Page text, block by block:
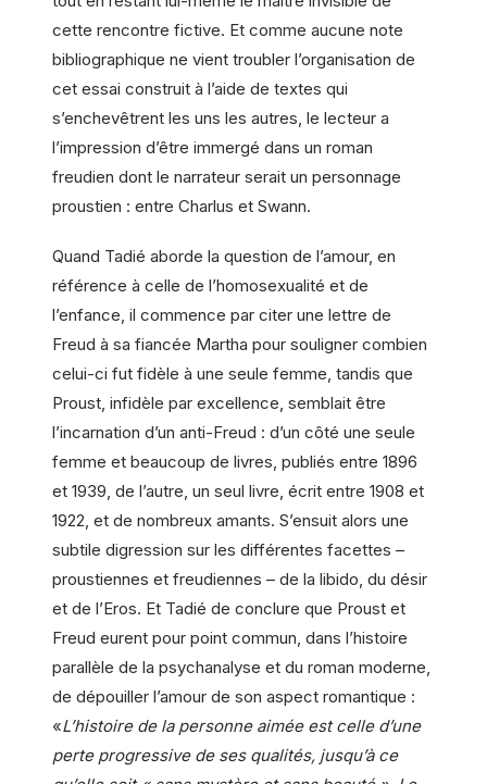
cette rencontre fictive. Et comme aucune note
bibliographique ne vient troubler l’organisation de
cet essai construit à l’aide de textes qui
s’enchevêtrent les uns les autres, le lecteur a
l’impression d’être immergé dans un roman
freudien dont le narrateur serait un personnage
proustien : entre Charlus et Swann.
Quand Tadié aborde la question de l’amour, en
référence à celle de l’homosexualité et de
l’enfance, il commence par citer une lettre de
Freud à sa fiancée Martha pour souligner combien
celui-ci fut fidèle à une seule femme, tandis que
Proust, infidèle par excellence, semblait être
l’incarnation d’un anti-Freud : d’un côté une seule
femme et beaucoup de livres, publiés entre 1896
et 1939, de l’autre, un seul livre, écrit entre 1908 et
1922, et de nombreux amants. S’ensuit alors une
subtile digression sur les différentes facettes –
proustiennes et freudiennes – de la libido, du désir
et de l’Eros. Et Tadié de conclure que Proust et
Freud eurent pour point commun, dans l’histoire
parallèle de la psychanalyse et du roman moderne,
de dépouiller l’amour de son aspect romantique :
«L’histoire de la personne aimée est celle d’une
perte progressive de ses qualités, jusqu’à ce